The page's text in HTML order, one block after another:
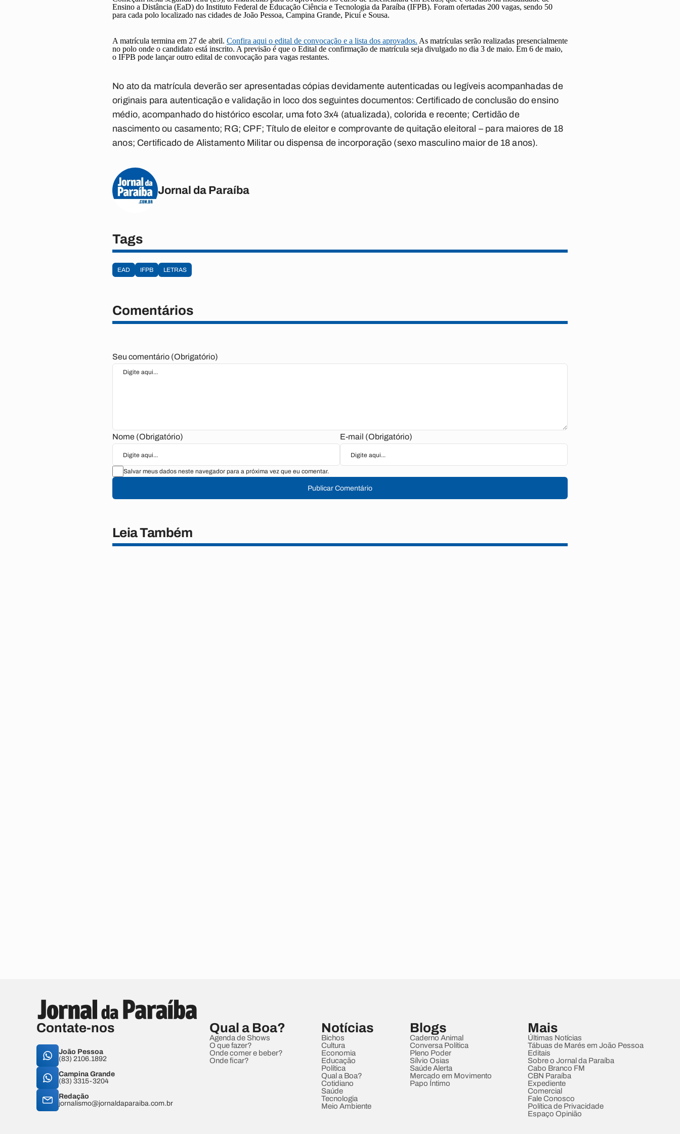
Ensino a Distância (EaD) do Instituto Federal de Educação Ciência e Tecnologia da Paraíba (IFPB). Foram ofertadas 200 vagas, sendo 50
para cada polo localizado nas cidades de João Pessoa, Campina Grande, Picuí e Sousa.
A matrícula termina em 27 de abril. Confira aqui o edital de convocação e a lista dos aprovados. As matrículas serão realizadas presencialmente
no polo onde o candidato está inscrito. A previsão é que o Edital de confirmação de matrícula seja divulgado no dia 3 de maio. Em 6 de maio,
o IFPB pode lançar outro edital de convocação para vagas restantes.
No ato da matrícula deverão ser apresentadas cópias devidamente autenticadas ou legíveis acompanhadas de
originais para autenticação e validação in loco dos seguintes documentos: Certificado de conclusão do ensino
médio, acompanhado do histórico escolar, uma foto 3x4 (atualizada), colorida e recente; Certidão de
nascimento ou casamento; RG; CPF; Título de eleitor e comprovante de quitação eleitoral – para maiores de 18
anos; Certificado de Alistamento Militar ou dispensa de incorporação (sexo masculino maior de 18 anos).
Jornal da Paraíba
Tags
EAD IFPB LETRAS
Comentários
Seu comentário (Obrigatório)
Nome (Obrigatório) E-mail (Obrigatório)
Salvar meus dados neste navegador para a próxima vez que eu comentar.
Publicar Comentário
Leia Também
Contate-nos
João Pessoa
(83) 2106.1892
Campina Grande
(83) 3315-3204
Redação
jornalismo@jornaldaparaiba.com.br
Qual a Boa?
Agenda de Shows
O que fazer?
Onde comer e beber?
Onde ficar?
Notícias
Bichos
Cultura
Economia
Educação
Política
Qual a Boa?
Cotidiano
Saúde
Tecnologia
Meio Ambiente
Blogs
Caderno Animal
Conversa Política
Pleno Poder
Sílvio Osias
Saúde Alerta
Mercado em Movimento
Papo Íntimo
Mais
Últimas Notícias
Tábuas de Marés em João Pessoa
Editais
Sobre o Jornal da Paraíba
Cabo Branco FM
CBN Paraíba
Expediente
Comercial
Fale Conosco
Política de Privacidade
Espaço Opinião